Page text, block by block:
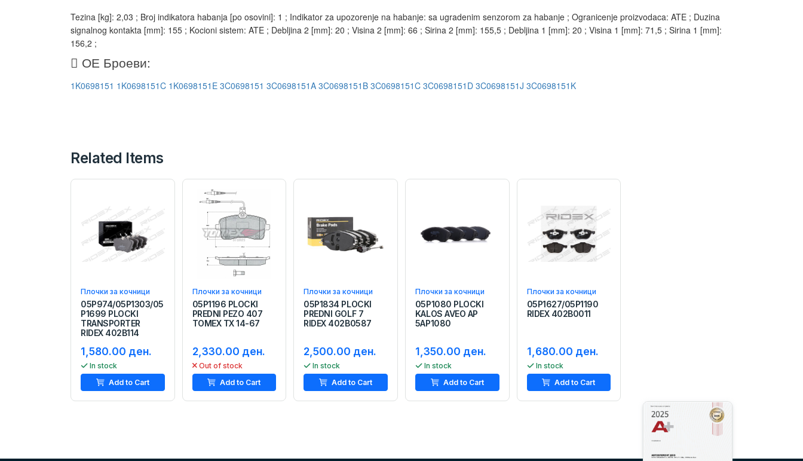
Tezina [kg]: 2,03 ; Broj indikatora habanja [po osovini]: 1 ; Indikator za upozorenje na habanje: sa ugradenim senzorom za habanje ; Ogranicenje proizvodaca: ATE ; Duzina
signalnog kontakta [mm]: 155 ; Kocioni sistem: ATE ; Debljina 2 [mm]: 20 ; Visina 2 [mm]: 66 ; Sirina 2 [mm]: 155,5 ; Debljina 1 [mm]: 20 ; Visina 1 [mm]: 71,5 ; Sirina 1 [mm]:
156,2 ;
ОЕ Броеви:
1K0698151 1K0698151C 1K0698151E 3C0698151 3C0698151A 3C0698151B 3C0698151C 3C0698151D 3C0698151J 3C0698151K
Related Items
Плочки за кочници
05P974/05P1303/05
P1699 PLOCKI
TRANSPORTER
RIDEX 402B114
1,580.00 ден.
In stock
Add to Cart
Плочки за кочници
05P1196 PLOCKI
PREDNI PEZO 407
TOMEX TX 14-67
2,330.00 ден.
Out of stock
Add to Cart
Плочки за кочници
05P1834 PLOCKI
PREDNI GOLF 7
RIDEX 402B0587
2,500.00 ден.
In stock
Add to Cart
Плочки за кочници
05P1080 PLOCKI
KALOS AVEO AP
5AP1080
1,350.00 ден.
In stock
Add to Cart
Плочки за кочници
05P1627/05P1190
RIDEX 402B0011
1,680.00 ден.
In stock
Add to Cart